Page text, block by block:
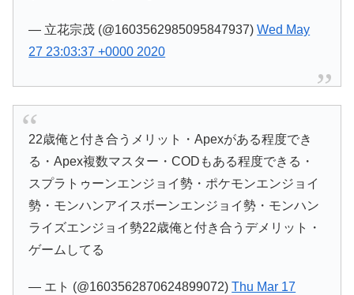
— 立花宗茂 (@1603562985095847937)Wed May
27 23:03:37 +0000 2020
22歳俺と付き合うメリット・Apexがある程度でき
る・Apex複数マスター・CODもある程度できる・
スプラトゥーンエンジョイ勢・ポケモンエンジョイ
勢・モンハンアイスボーンエンジョイ勢・モンハン
ライズエンジョイ勢22歳俺と付き合うデメリット・
ゲームしてる
— エト (@1603562870624899072)Thu Mar 17